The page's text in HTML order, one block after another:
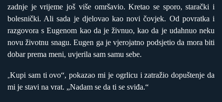
zadnje je vrijeme još više omršavio. Kretao se sporo, starački i
bolesnički. Ali sada je djelovao kao novi čovjek. Od povratka i
razgovora s Eugenom kao da je živnuo, kao da je udahnuo neku
novu životnu snagu. Eugen ga je vjerojatno podsjetio da mora biti
dobar prema meni, uvjerila sam samu sebe.
„Kupi sam ti ovo“, pokazao mi je ogrlicu i zatražio dopuštenje da
mi je stavi na vrat. „Nadam se da ti se sviđa.“